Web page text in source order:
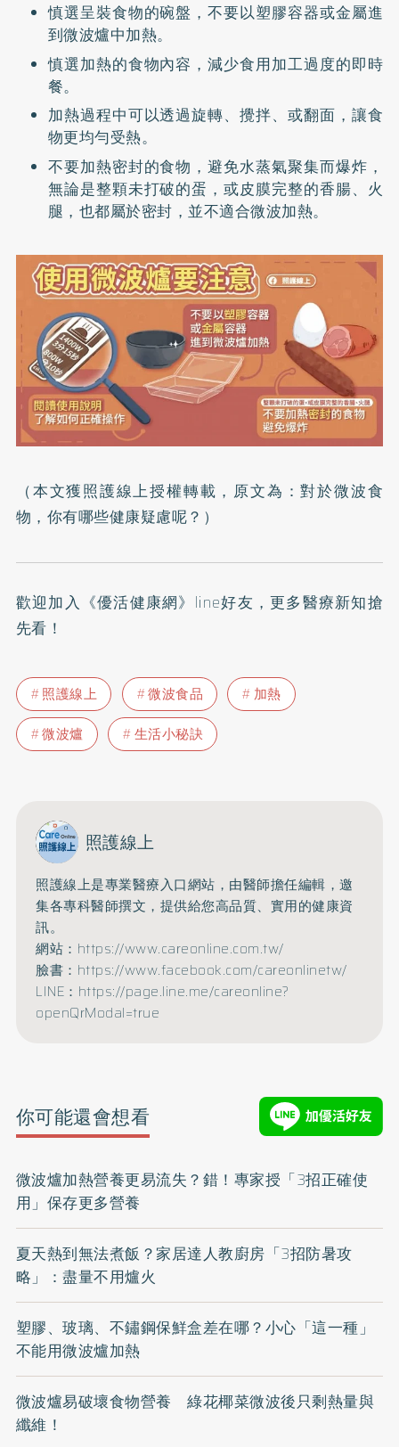
慎選呈裝食物的碗盤，不要以塑膠容器或金屬進
到微波爐中加熱。
慎選加熱的食物內容，減少食用加工過度的即時
餐。
加熱過程中可以透過旋轉、攪拌、或翻面，讓食
物更均勻受熱。
不要加熱密封的食物，避免水蒸氣聚集而爆炸，
無論是整顆未打破的蛋，或皮膜完整的香腸、火
腿，也都屬於密封，並不適合微波加熱。
（本文獲照護線上授權轉載，原文為：對於微波食
物，你有哪些健康疑慮呢？ ）
歡迎加入 《優活健康網》line好友 ，更多醫療新知搶
先看！
照護線上 微波食品
加熱
微波爐
生活小秘訣
照護線上
照護線上是專業醫療入口網站，由醫師擔任編輯，邀
集各專科醫師撰文，提供給您高品質、實用的健康資
訊。
網站：https://www.careonline.com.tw/
臉書：https://www.facebook.com/careonlinetw/
LINE：https://page.line.me/careonline?
openQrModal=true
你可能還會想看
微波爐加熱營養更易流失？錯！專家授「3招正確使
用」保存更多營養
夏天熱到無法煮飯？家居達人教廚房「3招防暑攻
略」：盡量不用爐火
塑膠、玻璃、不鏽鋼保鮮盒差在哪？小心「這一種」
不能用微波爐加熱
微波爐易破壞食物營養 綠花椰菜微波後只剩熱量與
纖維！